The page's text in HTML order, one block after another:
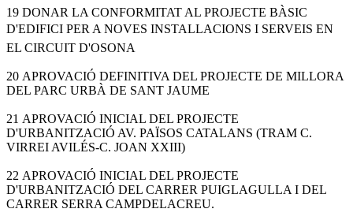
19 DONAR LA CONFORMITAT AL PROJECTE BÀSIC
D'EDIFICI PER A NOVES INSTALLACIONS I SERVEIS EN
EL CIRCUIT D'OSONA
20 APROVACIÓ DEFINITIVA DEL PROJECTE DE MILLORA
DEL PARC URBÀ DE SANT JAUME
21 APROVACIÓ INICIAL DEL PROJECTE
D'URBANITZACIÓ AV. PAÏSOS CATALANS (TRAM C.
VIRREI AVILÉS-C. JOAN XXIII)
22 APROVACIÓ INICIAL DEL PROJECTE
D'URBANITZACIÓ DEL CARRER PUIGLAGULLA I DEL
CARRER SERRA CAMPDELACREU.